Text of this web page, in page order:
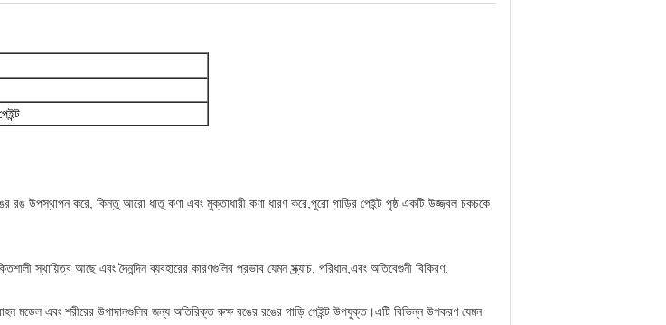
রঙ উপস্থাপন করে, কিন্তু আরো ধাতু কণা এবং মুক্তাধারী কণা ধারণ করে,পুরো গাড়ির পেইন্ট পৃষ্ঠ একটি উজ্জ্বল চকচকে
স্থায়িত্ব আছে এবং দৈনন্দিন ব্যবহারের কারণগুলির প্রভাব যেমন স্ক্র্যাচ, পরিধান,এবং অতিবেগুনী বিকিরণ.
মডেল এবং শরীরের উপাদানগুলির জন্য অতিরিক্ত রুক্ষ রঙের রঙের গাড়ি পেইন্ট উপযুক্ত।এটি বিভিন্ন উপকরণ যেমন